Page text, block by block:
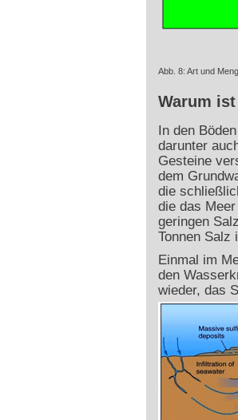
Abb. 8: Art und
Warum
In den
darunter
Gesteine
dem
die
die das
geringen
Tonnen Salz
Einmal im
den
wieder, das